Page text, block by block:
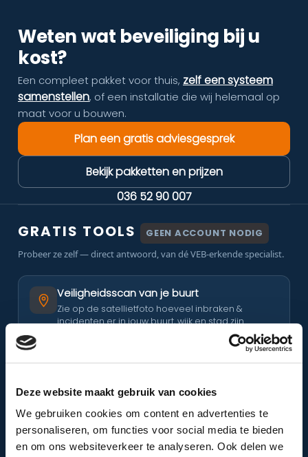
Deze website maakt gebruik van cookies
We gebruiken cookies om content en advertenties te
personaliseren, om functies voor social media te bieden
en om ons websiteverkeer te analyseren. Ook delen we
Weten wat beveiliging bij u
kost?
Een compleet pakket voor thuis, zelf een systeem
samenstellen, of een installatie die wij helemaal op
maat voor u bouwen.
Plan een gratis adviesgesprek
Bekijk pakketten en prijzen
036 52 90 007
GRATIS TOOLS GEEN ACCOUNT NODIG
Probeer ze zelf — direct antwoord, van dé VEB-erkende specialist.
Veiligheidsscan van je buurt
Zie op de satellietfoto hoeveel inbraken &
incidenten er in jouw buurt, wijk en stad zijn.
Cameraplan intekenen
Teken je camera’s in op de luchtfoto van je eigen
woning en zie direct je dekking.
Open de tool →